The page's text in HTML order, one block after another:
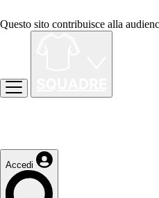
Questo sito contribuisce alla
Accedi